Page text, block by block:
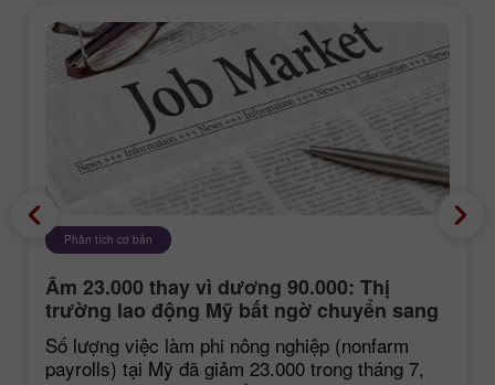
Phân tích cơ bản
Âm 23.000 thay vì dương 90.000: Thị
trường lao động Mỹ bất ngờ chuyển sang
tiêu cực
Số lượng việc làm phi nông nghiệp (nonfarm
payrolls) tại Mỹ đã giảm 23.000 trong tháng 7,